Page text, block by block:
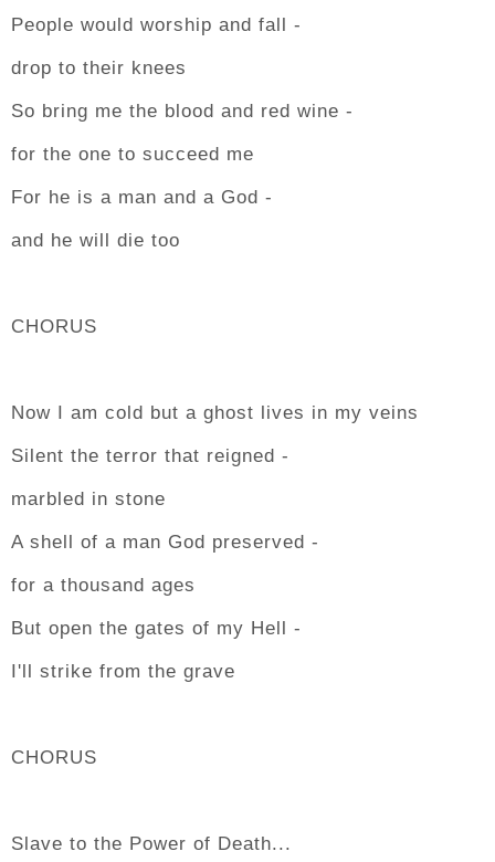
People would worship and fall -
drop to their knees
So bring me the blood and red wine -
for the one to succeed me
For he is a man and a God -
and he will die too
CHORUS
Now I am cold but a ghost lives in my veins
Silent the terror that reigned -
marbled in stone
A shell of a man God preserved -
for a thousand ages
But open the gates of my Hell -
I'll strike from the grave
CHORUS
Slave to the Power of Death...